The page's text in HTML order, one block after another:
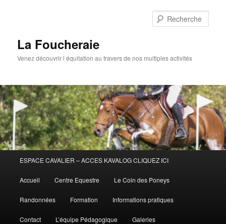
La Foucheraie
Venez découvrir l équitation au travers de nos multiples activités
principal
ESPACE CAVALIER – ACCES KAVALOG CLIQUEZ ICI
Accueil Centre Equestre Le Coin des Poneys
Randonnées Formation Informations pratiques
Contact L’équipe Pédagogique Galeries